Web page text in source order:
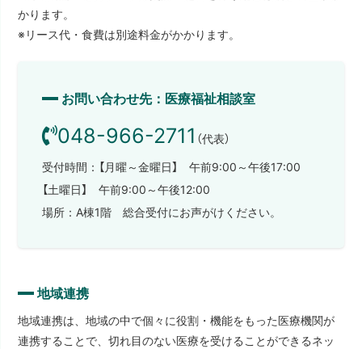
かります。
※リース代・食費は別途料金がかかります。
お問い合わせ先：医療福祉相談室
048-966-2711 （代表）
受付時間：【月曜～金曜日】 午前9:00～午後17:00
【土曜日】 午前9:00～午後12:00
場所：A棟1階 総合受付にお声がけください。
地域連携
地域連携は、地域の中で個々に役割・機能をもった医療機関が
連携することで、切れ目のない医療を受けることができるネッ